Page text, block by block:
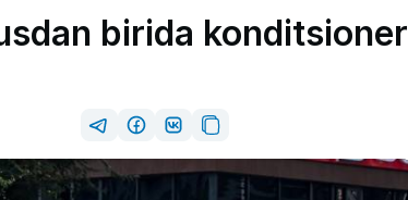
birida konditsioner